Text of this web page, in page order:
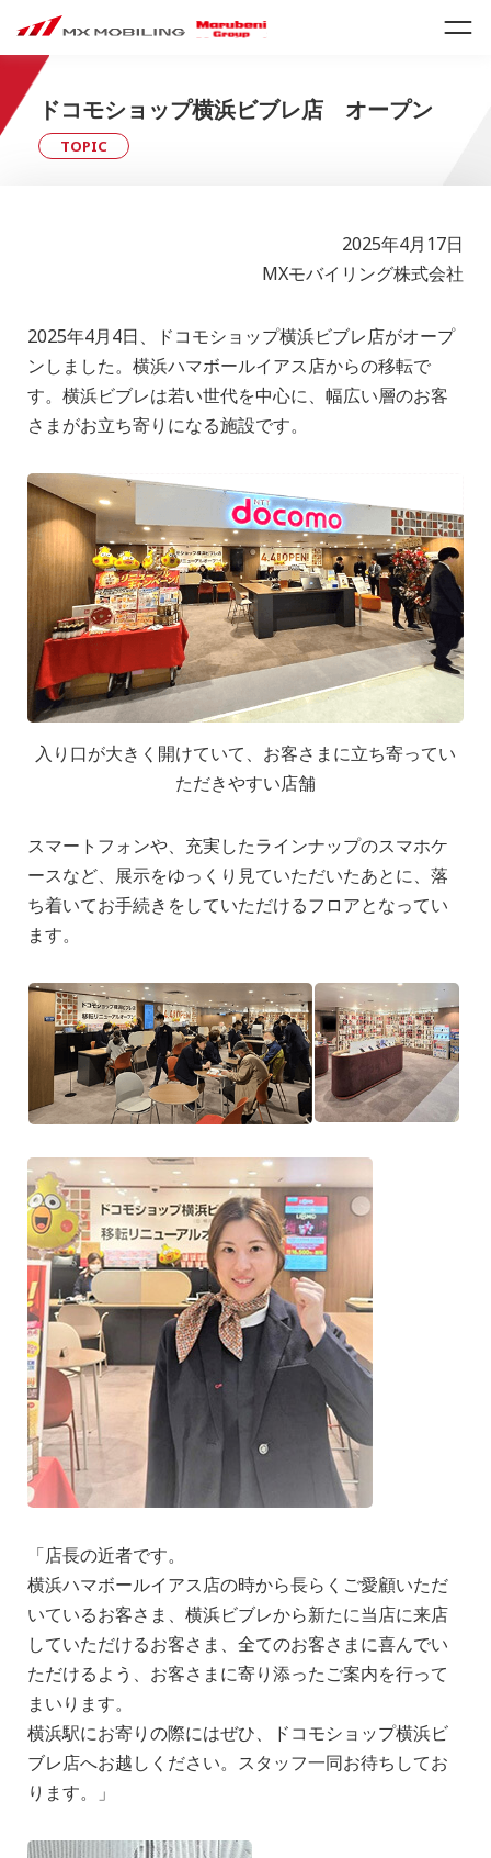
ドコモショップ横浜ビブレ店 オープン
TOPIC
2025年4月17日
MXモバイリング株式会社
2025年4月4日、ドコモショップ横浜ビブレ店がオープ
ンしました。横浜ハマボールイアス店からの移転で
す。横浜ビブレは若い世代を中心に、幅広い層のお客
さまがお立ち寄りになる施設です。
入り口が大きく開けていて、お客さまに立ち寄ってい
ただきやすい店舗
スマートフォンや、充実したラインナップのスマホケ
ースなど、展示をゆっくり見ていただいたあとに、落
ち着いてお手続きをしていただけるフロアとなってい
ます。
「店長の近者です。
横浜ハマボールイアス店の時から長らくご愛顧いただ
いているお客さま、横浜ビブレから新たに当店に来店
していただけるお客さま、全てのお客さまに喜んでい
ただけるよう、お客さまに寄り添ったご案内を行って
まいります。
横浜駅にお寄りの際にはぜひ、ドコモショップ横浜ビ
ブレ店へお越しください。スタッフ一同お待ちしてお
ります。」